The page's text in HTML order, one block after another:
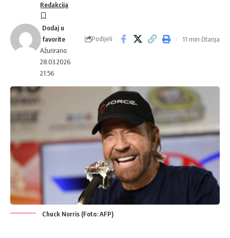
Ažurirano:
28.03.2026
21:56
Redakcija
Podijeli 11 min čitanja
Chuck Norris (Foto: AFP)